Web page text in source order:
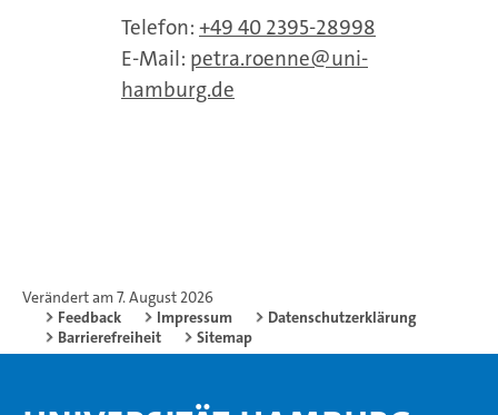
Telefon: +49 40 2395-28998
E-Mail: petra.roenne
uni-
hamburg.de
Verändert am 7. August 2026
Feedback
Impressum
Datenschutzerklärung
Barrierefreiheit
Sitemap